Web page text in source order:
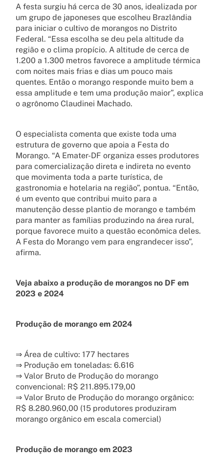
A festa surgiu há cerca de 30 anos, idealizada por
um grupo de japoneses que escolheu Brazlândia
para iniciar o cultivo de morangos no Distrito
Federal. “Essa escolha se deu pela altitude da
região e o clima propício. A altitude de cerca de
1.200 a 1.300 metros favorece a amplitude térmica
com noites mais frias e dias um pouco mais
quentes. Então o morango responde muito bem a
essa amplitude e tem uma produção maior”, explica
o agrônomo Claudinei Machado.
O especialista comenta que existe toda uma
estrutura de governo que apoia a Festa do
Morango. “A Emater-DF organiza esses produtores
para comercialização direta e indireta no evento
que movimenta toda a parte turística, de
gastronomia e hotelaria na região”, pontua. “Então,
é um evento que contribui muito para a
manutenção desse plantio de morango e também
para manter as famílias produzindo na área rural,
porque favorece muito a questão econômica deles.
A Festa do Morango vem para engrandecer isso”,
afirma.
Veja abaixo a produção de morangos no DF em
2023 e 2024
Produção de morango em 2024
⇒ Área de cultivo: 177 hectares
⇒ Produção em toneladas: 6.616
⇒ Valor Bruto de Produção do morango
convencional: R$ 211.895.179,00
⇒ Valor Bruto de Produção do morango orgânico:
R$ 8.280.960,00 (15 produtores produziram
morango orgânico em escala comercial)
Produção de morango em 2023